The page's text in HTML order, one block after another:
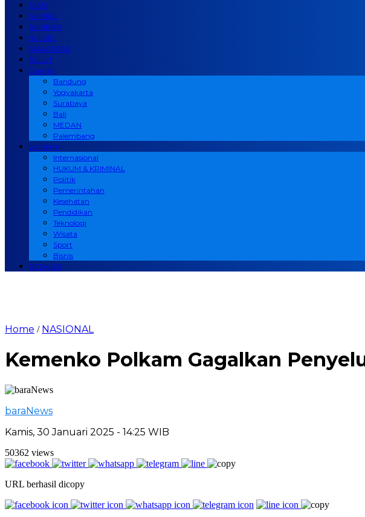
RIAU
SUMSEL
SUMBAR
SULSEL
MAKASSAR
SULUT
Daerah
Bandung
Yogyakarta
Surabaya
Bali
MEDAN
Palembang
LAINNYA
Internasional
HUKUM & KRIMINAL
Politik
Pemerintahan
Kesehatan
Pendidikan
Teknologi
Wisata
Sport
Bisnis
REDAKSI
Home / NASIONAL
Kemenko Polkam Gagalkan
baraNews
Kamis, 30 Januari 2025 - 14:25 WIB
50362 views
URL berhasil dicopy